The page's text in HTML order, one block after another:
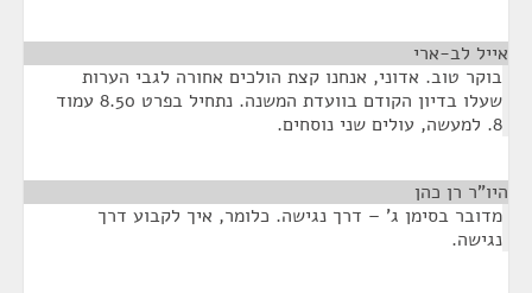
אייל לב-ארי
בוקר טוב. אדוני, אנחנו קצת הולכים אחורה לגבי הערות
שעלו בדיון הקודם בוועדת המשנה. נתחיל בפרט 8.50 עמוד
8. למעשה, עולים שני נוסחים.
היו"ר רן כהן
מדובר בסימן ג' – דרך נגישה. כלומר, איך לקבוע דרך
נגישה.